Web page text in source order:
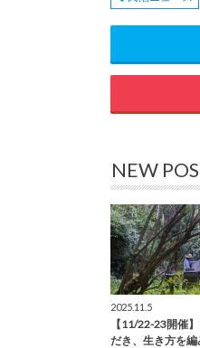
NEW
2025.11.5
【11/22-23開催
だき、生き方を